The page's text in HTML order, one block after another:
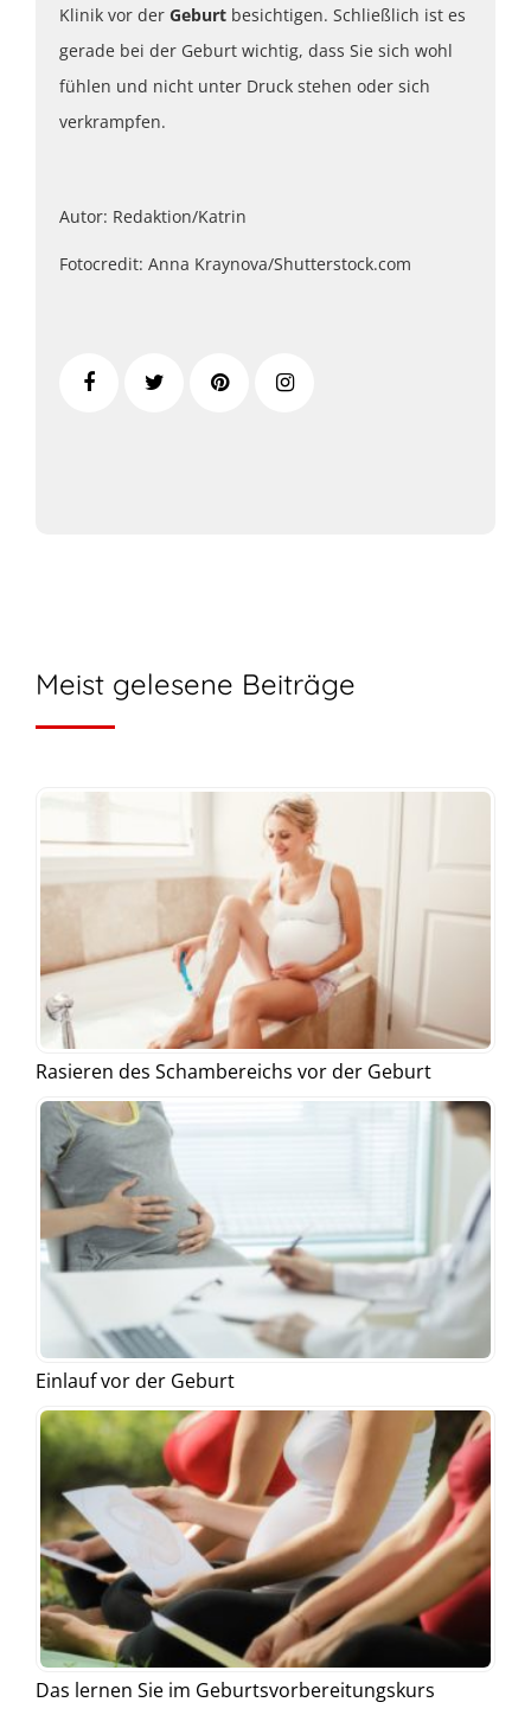
Klinik vor der Geburt besichtigen. Schließlich ist es
gerade bei der Geburt wichtig, dass Sie sich wohl
fühlen und nicht unter Druck stehen oder sich
verkrampfen.
Autor: Redaktion/Katrin
Fotocredit: Anna Kraynova/Shutterstock.com
Meist gelesene Beiträge
Rasieren des Schambereichs vor der Geburt
Einlauf vor der Geburt
Das lernen Sie im Geburtsvorbereitungskurs